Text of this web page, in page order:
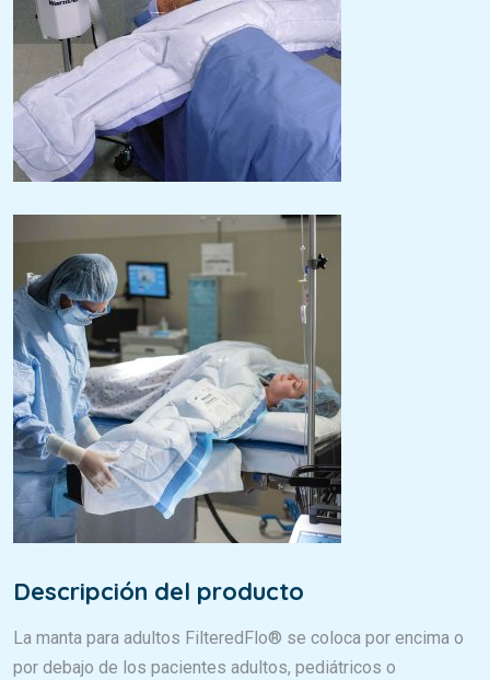
Descripción del producto
La manta para adultos FilteredFlo® se coloca por encima o
por debajo de los pacientes adultos, pediátricos o